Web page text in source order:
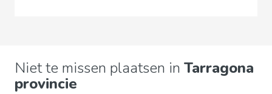
Niet te missen plaatsen in Tarragona
provincie